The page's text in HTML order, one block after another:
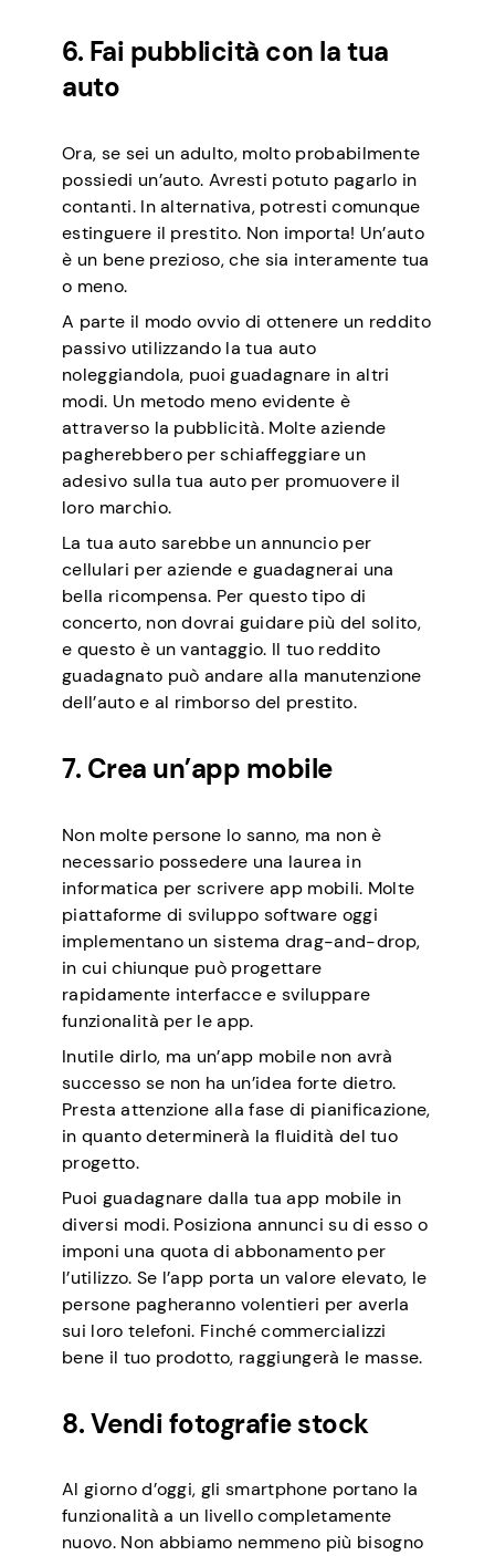
6. Fai pubblicità con la tua
auto
Ora, se sei un adulto, molto probabilmente
possiedi un’auto. Avresti potuto pagarlo in
contanti. In alternativa, potresti comunque
estinguere il prestito. Non importa! Un’auto
è un bene prezioso, che sia interamente tua
o meno.
A parte il modo ovvio di ottenere un reddito
passivo utilizzando la tua auto
noleggiandola, puoi guadagnare in altri
modi. Un metodo meno evidente è
attraverso la pubblicità. Molte aziende
pagherebbero per schiaffeggiare un
adesivo sulla tua auto per promuovere il
loro marchio.
La tua auto sarebbe un annuncio per
cellulari per aziende e guadagnerai una
bella ricompensa. Per questo tipo di
concerto, non dovrai guidare più del solito,
e questo è un vantaggio. Il tuo reddito
guadagnato può andare alla manutenzione
dell’auto e al rimborso del prestito.
7. Crea un’app mobile
Non molte persone lo sanno, ma non è
necessario possedere una laurea in
informatica per scrivere app mobili. Molte
piattaforme di sviluppo software oggi
implementano un sistema drag-and-drop,
in cui chiunque può progettare
rapidamente interfacce e sviluppare
funzionalità per le app.
Inutile dirlo, ma un’app mobile non avrà
successo se non ha un’idea forte dietro.
Presta attenzione alla fase di pianificazione,
in quanto determinerà la fluidità del tuo
progetto.
Puoi guadagnare dalla tua app mobile in
diversi modi. Posiziona annunci su di esso o
imponi una quota di abbonamento per
l’utilizzo. Se l’app porta un valore elevato, le
persone pagheranno volentieri per averla
sui loro telefoni. Finché commercializzi
bene il tuo prodotto, raggiungerà le masse.
8. Vendi fotografie stock
Al giorno d’oggi, gli smartphone portano la
funzionalità a un livello completamente
nuovo. Non abbiamo nemmeno più bisogno